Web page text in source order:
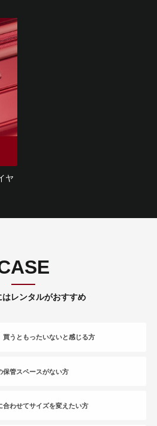
ヤ
はレンタルがおすすめ
買うともったいないと感じる方
保管スペースがない方
合わせてサイズを変えたい方